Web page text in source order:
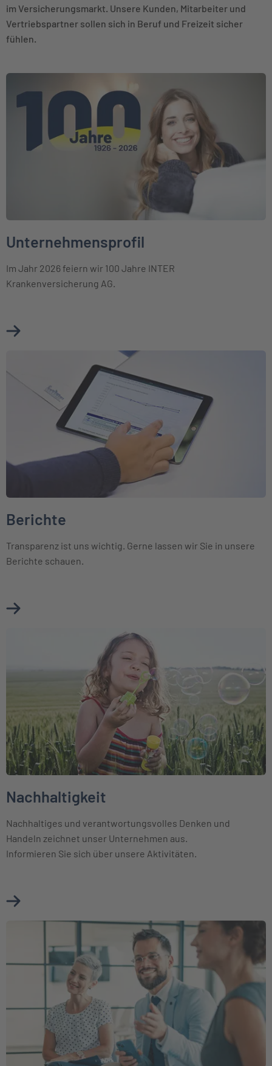
im Versicherungsmarkt. Unsere Kunden, Mitarbeiter und
Vertriebspartner sollen sich in Beruf und Freizeit sicher
fühlen.
Unternehmensprofil
Im Jahr 2026 feiern wir 100 Jahre INTER
Krankenversicherung AG.
Mehr über Unternehmensprofil erfahren
Berichte
Transparenz ist uns wichtig. Gerne lassen wir Sie in unsere
Berichte schauen.
Mehr über Berichte erfahren
Nachhaltigkeit
Nachhaltiges und verantwortungsvolles Denken und
Handeln zeichnet unser Unternehmen aus.
Informieren Sie sich über unsere Aktivitäten.
Mehr über Nachhaltigkeit erfahren